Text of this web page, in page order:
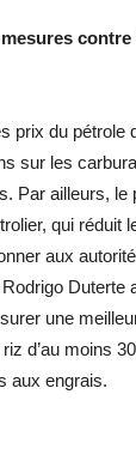
prix du pétrole
sur les
Par ailleurs,
qui
aux
une
d’au moins
aux engrais.